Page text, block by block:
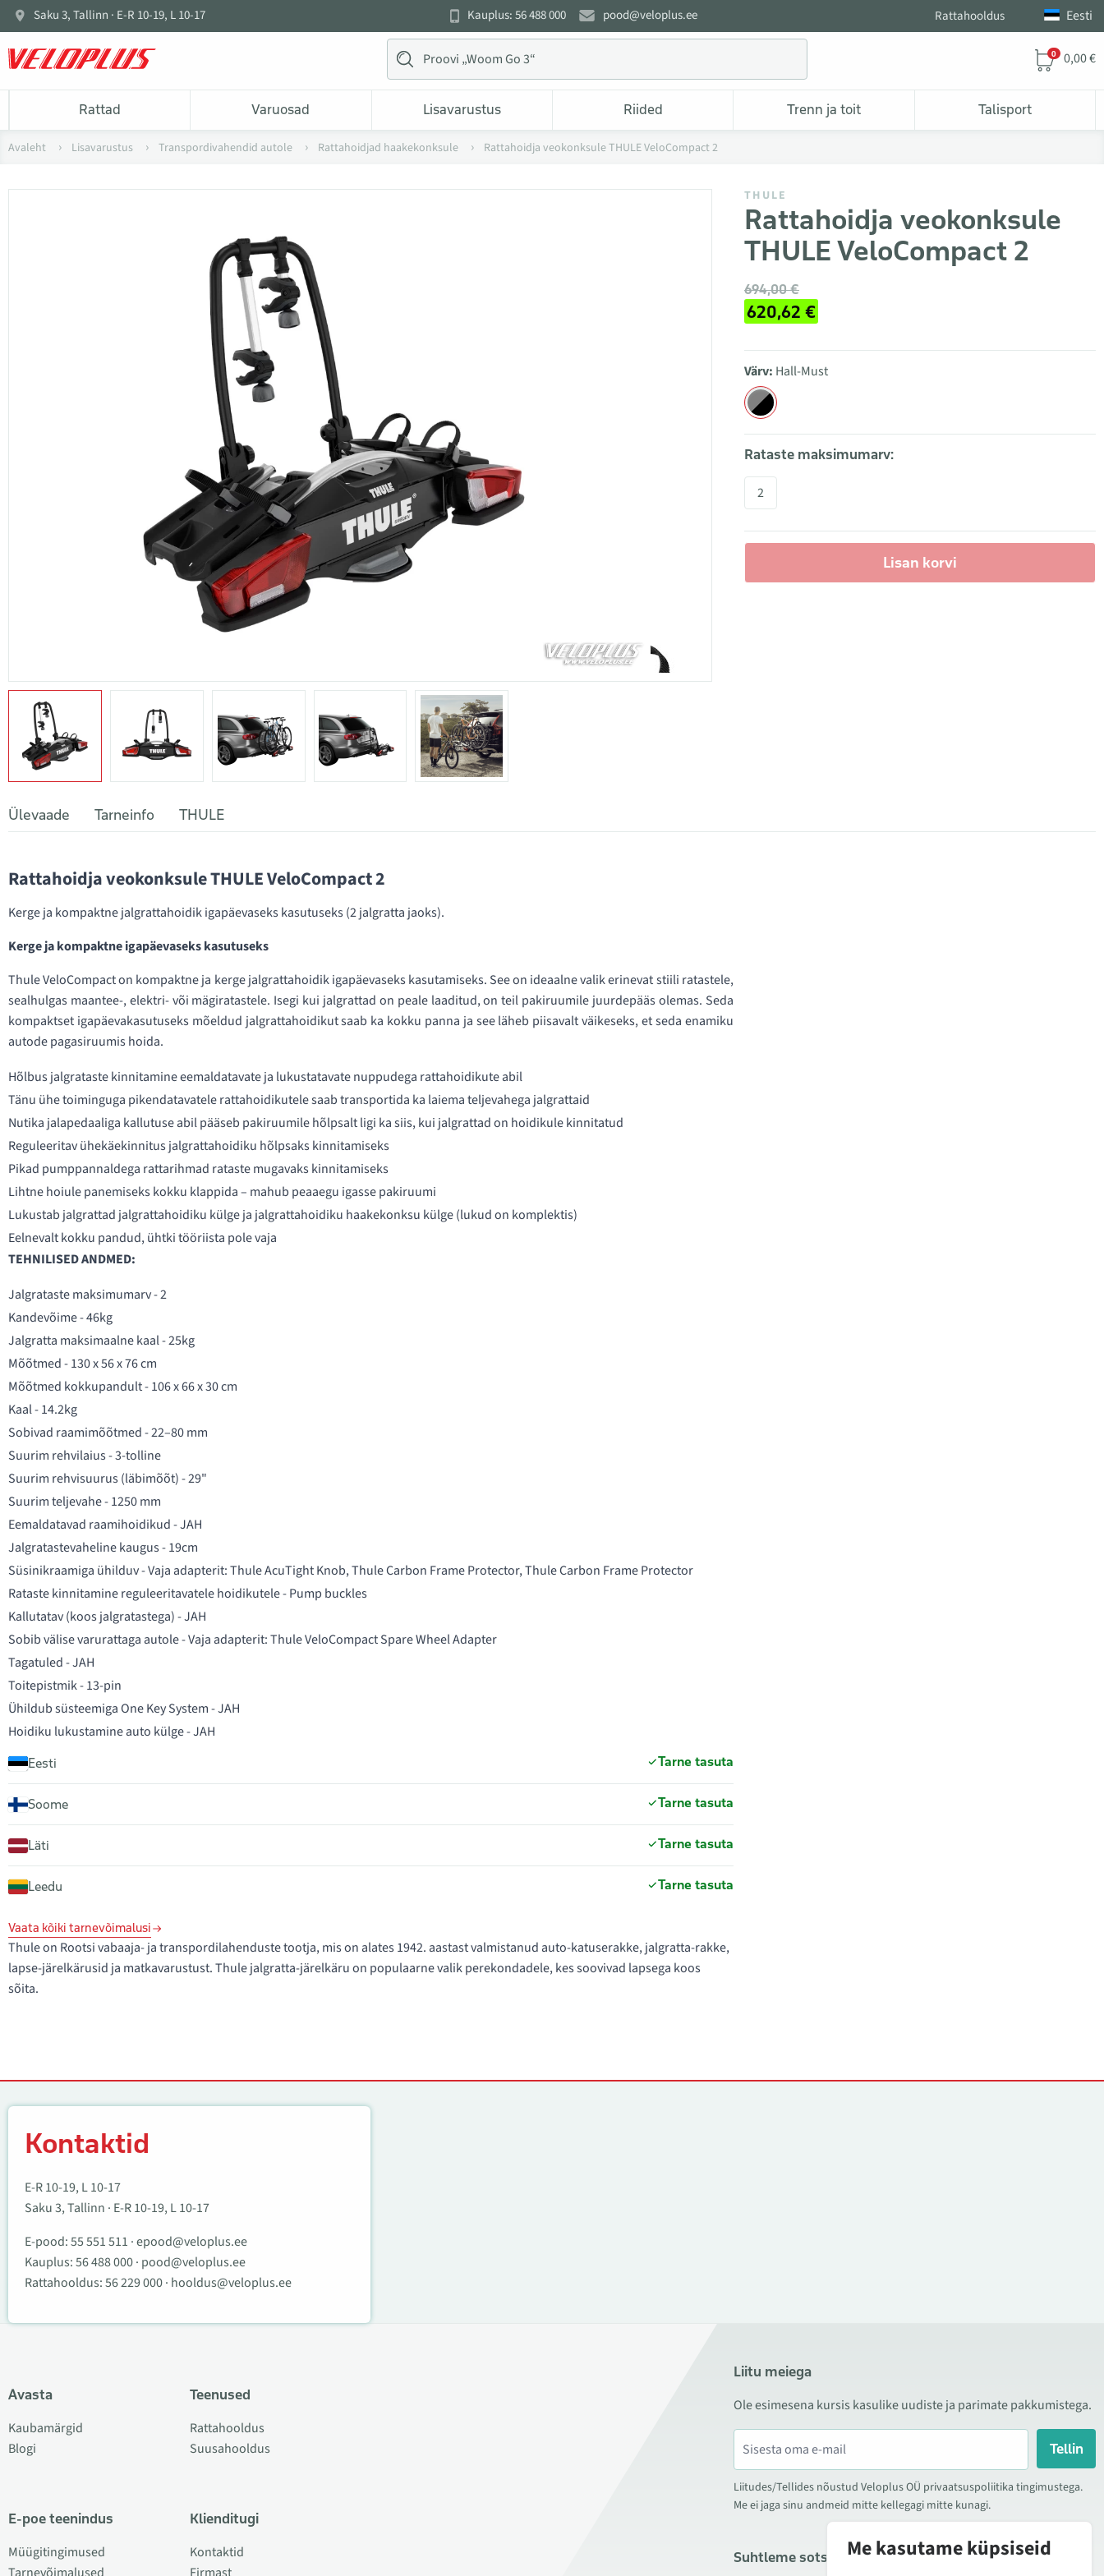
Saku 3, Tallinn · E-R 10-19, L 10-17 Kauplus: 56 488 000 pood@veloplus.ee Rattahooldus Eesti
0 0,00 €
Rattad Varuosad Lisavarustus Riided Trenn ja toit Talisport
Avaleht Lisavarustus Transpordivahendid autole Rattahoidjad haakekonksule Rattahoidja veokonksule THULE VeloCompact 2
THULE
Rattahoidja veokonksule
THULE VeloCompact 2
694,00 €
620,62 €
Värv: Hall-Must
Rataste maksimumarv:
2
Lisan korvi
Ülevaade Tarneinfo THULE
Rattahoidja veokonksule THULE VeloCompact 2
Kerge ja kompaktne jalgrattahoidik igapäevaseks kasutuseks (2 jalgratta jaoks).
Kerge ja kompaktne igapäevaseks kasutuseks
Thule VeloCompact on kompaktne ja kerge jalgrattahoidik igapäevaseks kasutamiseks. See on ideaalne valik erinevat stiili ratastele,
sealhulgas maantee-, elektri- või mägiratastele. Isegi kui jalgrattad on peale laaditud, on teil pakiruumile juurdepääs olemas. Seda
kompaktset igapäevakasutuseks mõeldud jalgrattahoidikut saab ka kokku panna ja see läheb piisavalt väikeseks, et seda enamiku
autode pagasiruumis hoida.
Hõlbus jalgrataste kinnitamine eemaldatavate ja lukustatavate nuppudega rattahoidikute abil
Tänu ühe toiminguga pikendatavatele rattahoidikutele saab transportida ka laiema teljevahega jalgrattaid
Nutika jalapedaaliga kallutuse abil pääseb pakiruumile hõlpsalt ligi ka siis, kui jalgrattad on hoidikule kinnitatud
Reguleeritav ühekäekinnitus jalgrattahoidiku hõlpsaks kinnitamiseks
Pikad pumppannaldega rattarihmad rataste mugavaks kinnitamiseks
Lihtne hoiule panemiseks kokku klappida – mahub peaaegu igasse pakiruumi
Lukustab jalgrattad jalgrattahoidiku külge ja jalgrattahoidiku haakekonksu külge (lukud on komplektis)
Eelnevalt kokku pandud, ühtki tööriista pole vaja
TEHNILISED ANDMED:
Jalgrataste maksimumarv - 2
Kandevõime - 46kg
Jalgratta maksimaalne kaal - 25kg
Mõõtmed - 130 x 56 x 76 cm
Mõõtmed kokkupandult - 106 x 66 x 30 cm
Kaal - 14.2kg
Sobivad raamimõõtmed - 22–80 mm
Suurim rehvilaius - 3-tolline
Suurim rehvisuurus (läbimõõt) - 29"
Suurim teljevahe - 1250 mm
Eemaldatavad raamihoidikud - JAH
Jalgratastevaheline kaugus - 19cm
Süsinikraamiga ühilduv - Vaja adapterit: Thule AcuTight Knob, Thule Carbon Frame Protector, Thule Carbon Frame Protector
Rataste kinnitamine reguleeritavatele hoidikutele - Pump buckles
Kallutatav (koos jalgratastega) - JAH
Sobib välise varurattaga autole - Vaja adapterit: Thule VeloCompact Spare Wheel Adapter
Tagatuled - JAH
Toitepistmik - 13-pin
Ühildub süsteemiga One Key System - JAH
Hoidiku lukustamine auto külge - JAH
Eesti Tarne tasuta
Soome Tarne tasuta
Läti Tarne tasuta
Leedu Tarne tasuta
Vaata kõiki tarnevõimalusi
Thule on Rootsi vabaaja- ja transpordilahenduste tootja, mis on alates 1942. aastast valmistanud auto-katuserakke, jalgratta-rakke,
lapse-järelkärusid ja matkavarustust. Thule jalgratta-järelkäru on populaarne valik perekondadele, kes soovivad lapsega koos
sõita.
Kontaktid
E-R 10-19, L 10-17
Saku 3, Tallinn · E-R 10-19, L 10-17
E-pood:55 551 511 ·epood@veloplus.ee
Kauplus:56 488 000· pood@veloplus.ee
Rattahooldus:56 229 000· hooldus@veloplus.ee
Avasta
Kaubamärgid
Blogi
E-poe teenindus
Müügitingimused
Tarnevõimalused
Teenused
Rattahooldus
Suusahooldus
Klienditugi
Kontaktid
Firmast
Liitu meiega
Ole esimesena kursis kasulike uudiste ja parimate pakkumistega.
Tellin
Liitudes/Tellides nõustud Veloplus OÜ privaatsuspoliitika tingimustega.
Me ei jaga sinu andmeid mitte kellegagi mitte kunagi.
Suhtleme sotsiaalmeediasMe kasutame küpsiseid